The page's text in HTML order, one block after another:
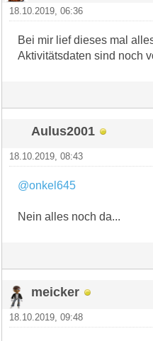
18.10.2019, 06:36
Bei mir lief dieses mal
Aktivitätsdaten sind noch
Aulus2001
18.10.2019, 08:43
@onkel645
Nein alles noch da...
meicker
18.10.2019, 09:48